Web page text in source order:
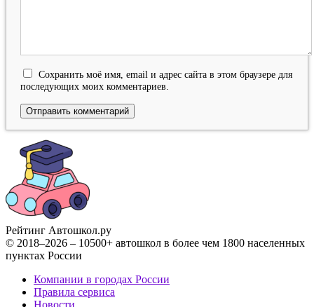
Сохранить моё имя, email и адрес сайта в этом браузере для
последующих моих комментариев.
Рейтинг Автошкол.ру
© 2018–2026 – 10500+ автошкол в более чем 1800 населенных
пунктах России
Компании в городах России
Правила сервиса
Новости